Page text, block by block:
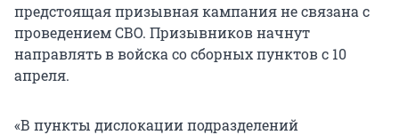
предстоящая призывная кампания не связана с
проведением СВО. Призывников начнут
направлять в войска со сборных пунктов с 10
апреля.
«В пункты дислокации подразделений